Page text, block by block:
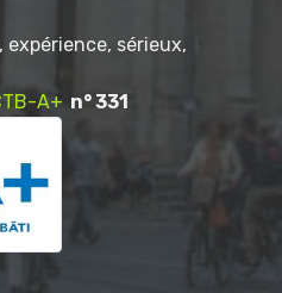
expérience, sérieux,
A+ n° 331